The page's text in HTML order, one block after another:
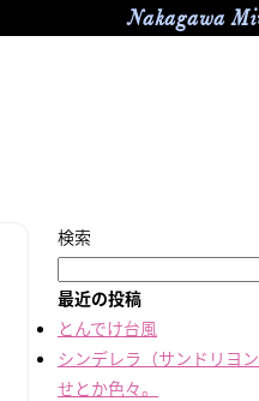
Nakagawa
検索
最近の投稿
とんでけ台風
シンデレラ（サンドリヨ
せとか色々。